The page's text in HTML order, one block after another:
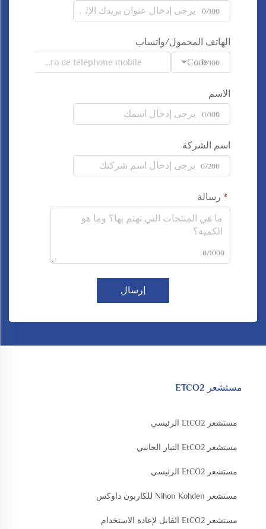
0/100
الهاتف المحمول/واتساب
Code0/100
الاسم
0/100
اسم الشركة
0/200
رسالة
0/1000
إرسال
مستشعر ETCO2
مستشعر EtCO2 الرئيسي
مستشعر EtCO2 التيار الجانبي
مستشعر EtCO2 الرئيسي
مستشعر Nihon Kohden للكاربون داوكس
مستشعر EtCO2 القابل لإعادة الاستخدام